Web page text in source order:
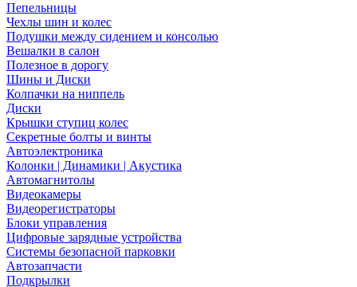
Пепельницы
Чехлы шин и колес
Подушки между сидением и консолью
Вешалки в салон
Полезное в дорогу
Шины и Диски
Колпачки на ниппель
Диски
Крышки ступиц колес
Секретные болты и винты
Автоэлектроника
Колонки | Динамики | Акустика
Автомагнитолы
Видеокамеры
Видеорегистраторы
Блоки управления
Цифровые зарядные устройства
Системы безопасной парковки
Автозапчасти
Подкрылки